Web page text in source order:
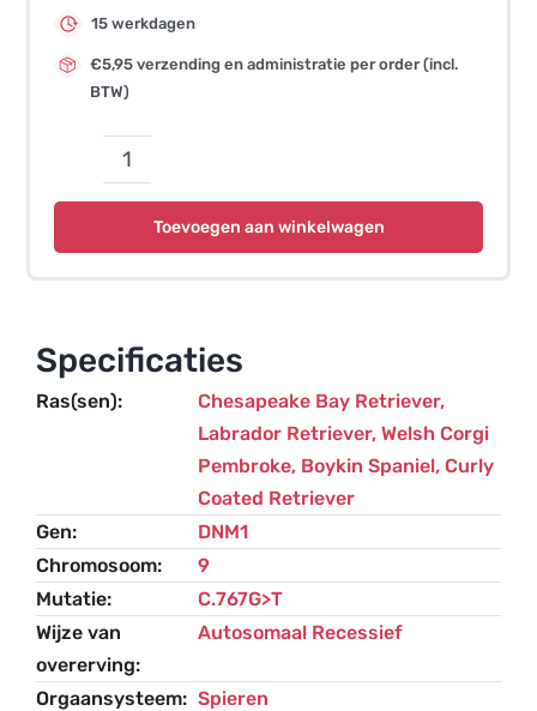
15 werkdagen
€5,95 verzending en administratie per order (incl.
BTW)
Exercise
Induced
Toevoegen aan winkelwagen
Specificaties
Ras(sen) Chesapeake Bay Retriever,
Labrador Retriever, Welsh Corgi
Pembroke, Boykin Spaniel, Curly
Coated Retriever
Gen
DNM1
Chromosoom
9
Mutatie
C.767G>T
Wijze van
overerving
Autosomaal Recessief
Orgaansysteem
Spieren